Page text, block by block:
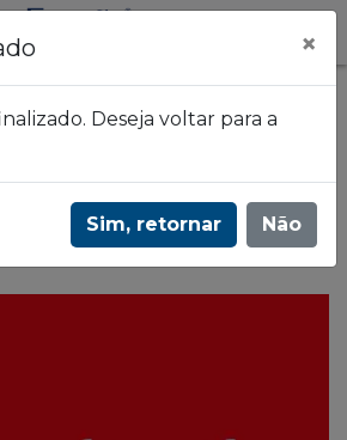
| Estados: MA - PA - PR -
×
Deseja voltar para a
Sim, retornar Não